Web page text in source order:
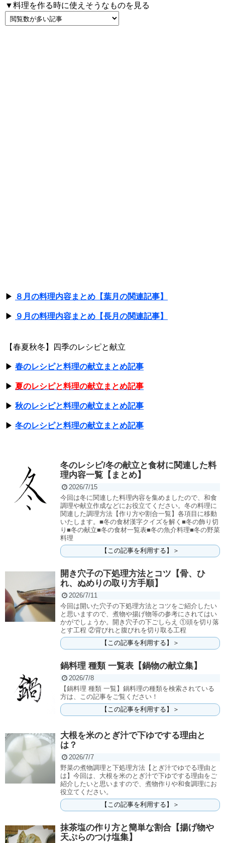
▼料理を作る時に使えそうなものを見る
▶ ８月の料理内容まとめ【葉月の関連記事】
▶ ９月の料理内容まとめ【長月の関連記事】
【春夏秋冬】四季のレシピと献立
▶ 春のレシピと料理の献立まとめ記事
▶ 夏のレシピと料理の献立まとめ記事
▶ 秋のレシピと料理の献立まとめ記事
▶ 冬のレシピと料理の献立まとめ記事
冬のレシピ/冬の献立と食材に関連した料
理内容一覧【まとめ】
2026/7/15
今回は冬に関連した料理内容を集めましたので、和食
調理や献立作成などにお役立てください。冬の料理に
関連した調理方法【作り方や割合一覧】各項目に移動
いたします。■冬の食材漢字クイズを解く■冬の飾り切
り■冬の献立■冬の食材一覧表■冬の魚介料理■冬の野菜
料理
【この記事を利用する】＞
開き穴子の下処理方法とコツ【骨、ひ
れ、ぬめりの取り方手順】
2026/7/11
今回は開いた穴子の下処理方法とコツをご紹介したい
と思いますので、煮物や揚げ物等の参考にされてはい
かがでしょうか。開き穴子の下ごしらえ ①頭を切り落
とす工程 ②背びれと腹びれを切り取る工程
【この記事を利用する】＞
鍋料理 種類 一覧表【鍋物の献立集】
2026/7/8
【鍋料理 種類 一覧】鍋料理の種類を検索されている
方は、この記事をご覧ください！
【この記事を利用する】＞
大根を米のとぎ汁で下ゆでする理由と
は？
2026/7/7
野菜の煮物調理と下処理方法【とぎ汁でゆでる理由と
は】今回は、大根を米のとぎ汁で下ゆでする理由をご
紹介したいと思いますので、煮物作りや和食調理にお
役立てください。
【この記事を利用する】＞
抹茶塩の作り方と簡単な割合【揚げ物や
天ぷらのつけ塩集】